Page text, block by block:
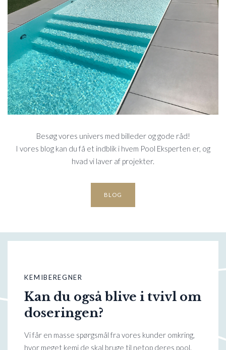
BLOG
Besøg vores univers med billeder og gode råd!
I vores blog kan du få et indblik i hvem Pool Eksperten er, og
hvad vi laver af projekter.
BLOG
KEMIBEREGNER
Kan du også blive i tvivl om
doseringen?
Vi får en masse spørgsmål fra vores kunder omkring,
hvor meget kemi de skal bruge til netop deres pool.